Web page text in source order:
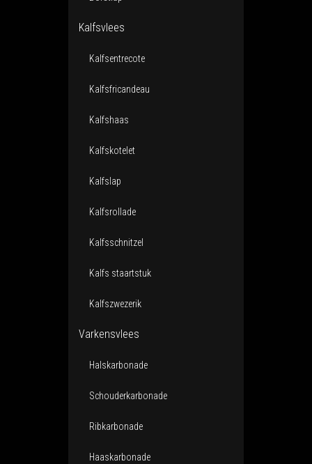
Kalfsvlees
Kalfsentrecote
Kalfsfricandeau
Kalfshaas
Kalfskotelet
Kalfslap
Kalfsrollade
Kalfsschnitzel
Kalfs staartstuk
Kalfszwezerik
Varkensvlees
Halskarbonade
Schouderkarbonade
Ribkarbonade
Haaskarbonade